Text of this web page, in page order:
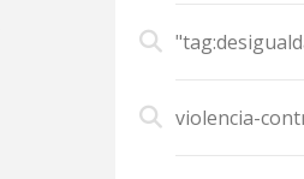
violencia-